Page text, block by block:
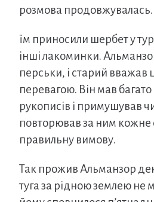
розмова продовжувалась.
їм приносили шербет у
інші лакоминки.
перськи, і старий вважав
перевагою. Він мав
рукописів і примушував
повторював за ним кожне
правильну вимову.
Так прожив Альманзор
туга за рідною землею не